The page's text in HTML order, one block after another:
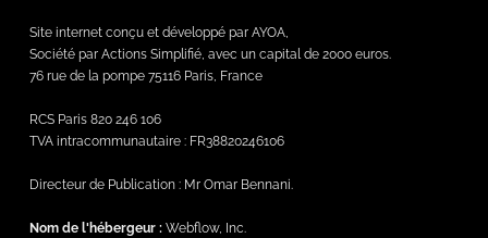
Site internet conçu et développé par AYOA,
Société par Actions Simplifié, avec un capital de 2000 euros.
76 rue de la pompe 75116 Paris, France
RCS Paris 820 246 106
TVA intracommunautaire : FR38820246106
Directeur de Publication : Mr Omar Bennani.
Nom de l'hébergeur : Webflow, Inc.